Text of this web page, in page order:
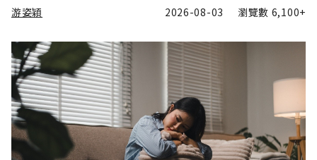
游姿穎 2026-08-03 瀏覽數 6,100+